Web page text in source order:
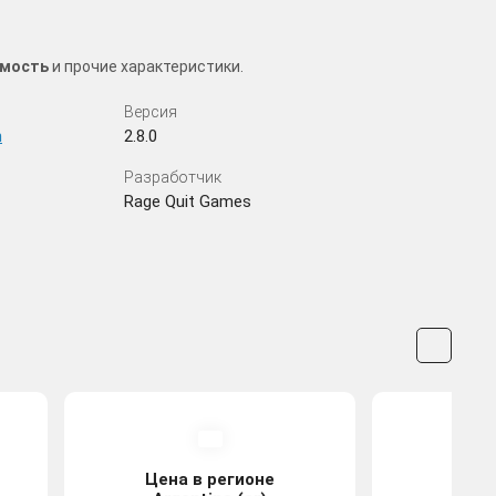
и прочие характеристики.
Версия
2.8.0
Разработчик
Rage Quit Games
Цена в регионе